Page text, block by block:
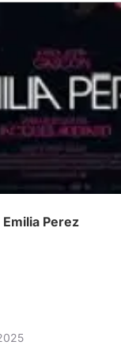
# Promedio
Perez